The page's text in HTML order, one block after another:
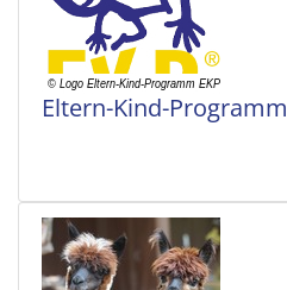
Eltern-Kind-Programm